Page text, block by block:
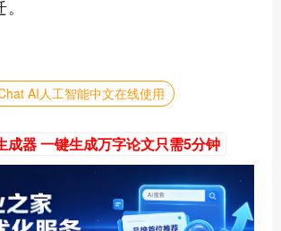
AI人工智能中文在线使用
成器 一键生成万字论文只需5分钟